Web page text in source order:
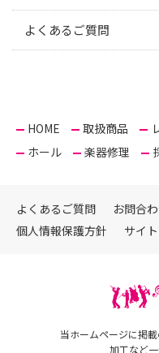
よくあるご質問
HOME 取扱商品
ホール
楽器修理
よくあるご質問 お問合
個人情報保護方針
サイ
当ホームページに掲
加工など一